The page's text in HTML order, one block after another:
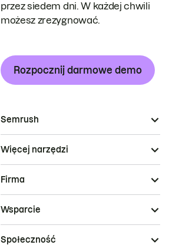
przez siedem dni. W każdej chwili
możesz zrezygnować.
Rozpocznij darmowe demo
Semrush
Więcej narzędzi
Firma
Wsparcie
Społeczność